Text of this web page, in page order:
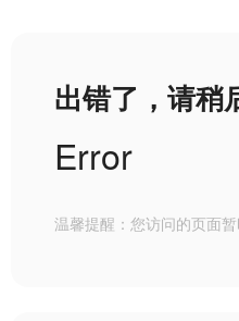
出错了，请稍
Error
温馨提醒：您访问的页面